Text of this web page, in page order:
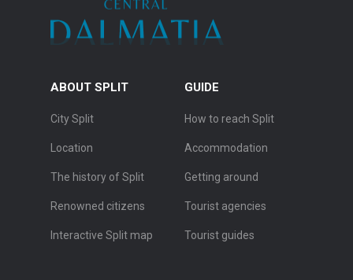
ABOUT SPLIT
City Split
Location
The history of Split
Renowned citizens
Interactive Split map
GUIDE
How to reach Split
Accommodation
Getting around
Tourist agencies
Tourist guides